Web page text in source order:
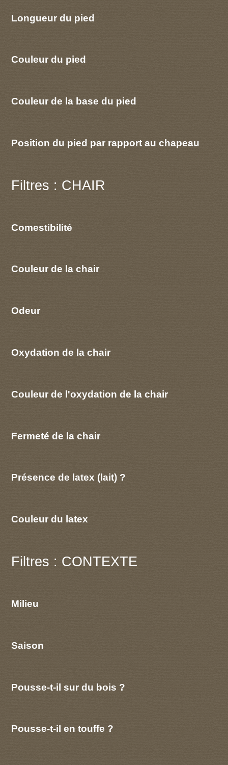
Longueur du pied
Couleur du pied
Couleur de la base du pied
Position du pied par rapport au chapeau
Filtres : CHAIR
Comestibilité
Couleur de la chair
Odeur
Oxydation de la chair
Couleur de l'oxydation de la chair
Fermeté de la chair
Présence de latex (lait) ?
Couleur du latex
Filtres : CONTEXTE
Milieu
Saison
Pousse-t-il sur du bois ?
Pousse-t-il en touffe ?